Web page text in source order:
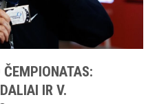
IR V.